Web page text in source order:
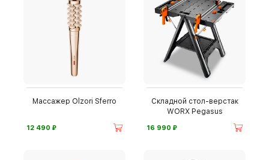
Массажер Olzori Sferro
12 490 ⃏
Складной стол-верстак
WORX Pegasus
16 990 ⃏